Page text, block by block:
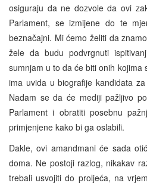
osiguraju da ne dozvole da ovi
Parlament, se izmijene do te
beznačajni. Mi ćemo želiti da
žele da budu podvrgnuti
sumnjam u to da će biti onih kojima
ima uvida u biografije kandidata
Nadam se da će mediji pažljivo
Parlament i obratiti posebnu
primjenjene kako bi ga
Dakle, ovi amandmani će sada
doma. Ne postoji razlog, nikakav
trebali usvojiti do proljeća, na